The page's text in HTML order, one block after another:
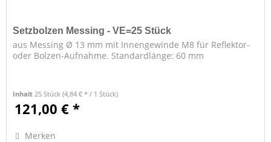
Setzbolzen Messing - VE=25 Stück
aus Messing Ø 13 mm mit Innengewinde M8 für Reflektor-
oder Bolzen-Aufnahme. Standardlänge: 60 mm
Inhalt 25 Stück(4,84 € * / 1 Stück)
121,00 € *
Merken